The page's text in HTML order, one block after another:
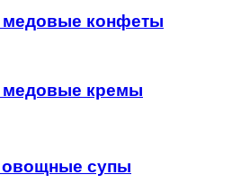
медовые конфеты
медовые кремы
супы